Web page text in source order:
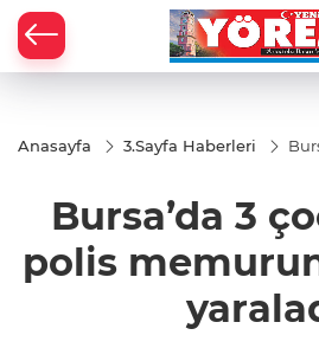
Anasayfa 3.Sayfa Haberleri
Bursa’da 3
polis